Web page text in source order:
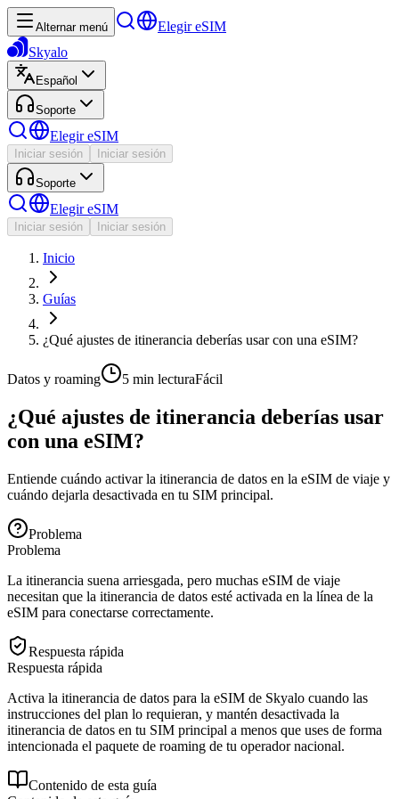
Alternar menú
Elegir eSIM
Skyalo
Español
Soporte
Elegir eSIM
Iniciar sesión Iniciar sesión
Soporte
Elegir eSIM
Iniciar sesión Iniciar sesión
Inicio
Guías
¿Qué ajustes de itinerancia deberías usar con una eSIM?
Datos y roaming 5 min lecturaFácil
¿Qué ajustes de itinerancia deberías usar
con una eSIM?
Entiende cuándo activar la itinerancia de datos en la eSIM de viaje y
cuándo dejarla desactivada en tu SIM principal.
Problema
Problema
La itinerancia suena arriesgada, pero muchas eSIM de viaje
necesitan que la itinerancia de datos esté activada en la línea de la
eSIM para conectarse correctamente.
Respuesta rápida
Respuesta rápida
Activa la itinerancia de datos para la eSIM de Skyalo cuando las
instrucciones del plan lo requieran, y mantén desactivada la
itinerancia de datos en tu SIM principal a menos que uses de forma
intencionada el paquete de roaming de tu operador nacional.
Contenido de esta guía